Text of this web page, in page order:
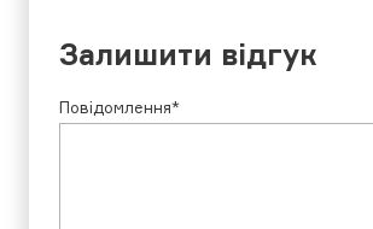
Залишити відгук
Повідомлення*